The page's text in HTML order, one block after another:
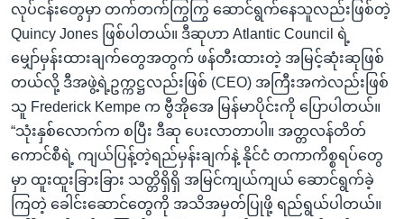
လုပ်ငန်းတွေမှာ တက်တက်ကြွကြွ ဆောင်ရွက်နေသူလည်းဖြစ်တဲ့
Quincy Jones ဖြစ်ပါတယ်။ ဒီဆုဟာ Atlantic Council ရဲ့
မျှော်မှန်းထားချက်တွေအတွက် ဖန်တီးထားတဲ့ အမြင့်ဆုံးဆုဖြစ်
တယ်လို့ ဒီအဖွဲ့ရဲ့ဥက္ကဋ္ဌလည်းဖြစ် (CEO) အကြီးအကဲလည်းဖြစ်
သူ Frederick Kempe က ဗွီအိုအေ မြန်မာပိုင်းကို ပြောပါတယ်။
“သုံးနှစ်လောက်က စပြီး ဒီဆု ပေးလာတာပါ။ အတ္တလန်တိတ်
ကောင်စီရဲ့ ကျယ်ပြန့်တဲ့ရည်မှန်းချက်နဲ့ နိုင်ငံ တကာကိစ္စရပ်တွေ
မှာ ထူးထူးခြားခြား သတ္တိရှိရှိ အမြင်ကျယ်ကျယ် ဆောင်ရွက်ခဲ့
ကြတဲ့ ခေါင်းဆောင်တွေကို အသိအမှတ်ပြုဖို့ ရည်ရွယ်ပါတယ်။